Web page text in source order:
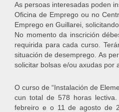
As persoas interesadas poden
Oficina de Emprego ou no
Emprego en Guillarei,
No momento da inscrición
requirida para cada curso.
situación de desemprego. As
solicitar bolsas e/ou axudas por
O curso de “Instalación de
cun total de 578 horas
febreiro e o 11 de agosto de